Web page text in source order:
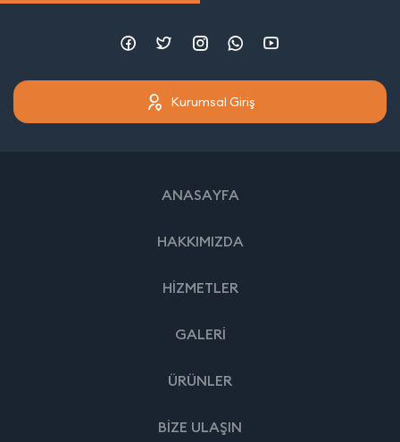
Kurumsal Giriş
ANASAYFA
HAKKIMIZDA
HİZMETLER
GALERİ
ÜRÜNLER
BİZE ULAŞIN